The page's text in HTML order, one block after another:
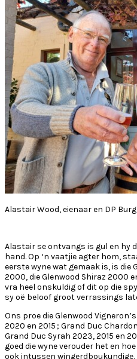
Alastair Wood, eienaar en DP
Alastair se ontvangs is gul en hy
hand. Op ‘n vaatjie agter hom,
eerste wyne wat gemaak is, is die
2000, die Glenwood Shiraz 2000
vra heel onskuldig of dit op die
sy oë beloof groot verrassings
Ons proe die Glenwood
2020 en 2015 ; Grand Duc
Grand Duc Syrah 2023, 2015 en
goed die wyne verouder het en
ook intussen